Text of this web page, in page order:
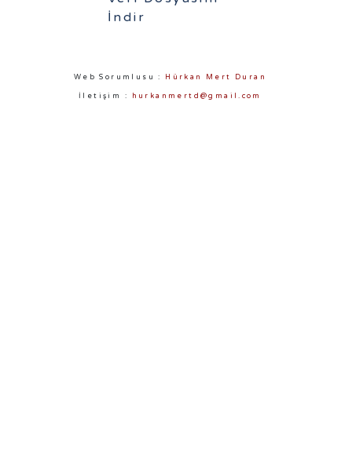
İndir
Web Sorumlusu : Hürkan Mert Duran
İletişim : hurkanmertd@gmail.com